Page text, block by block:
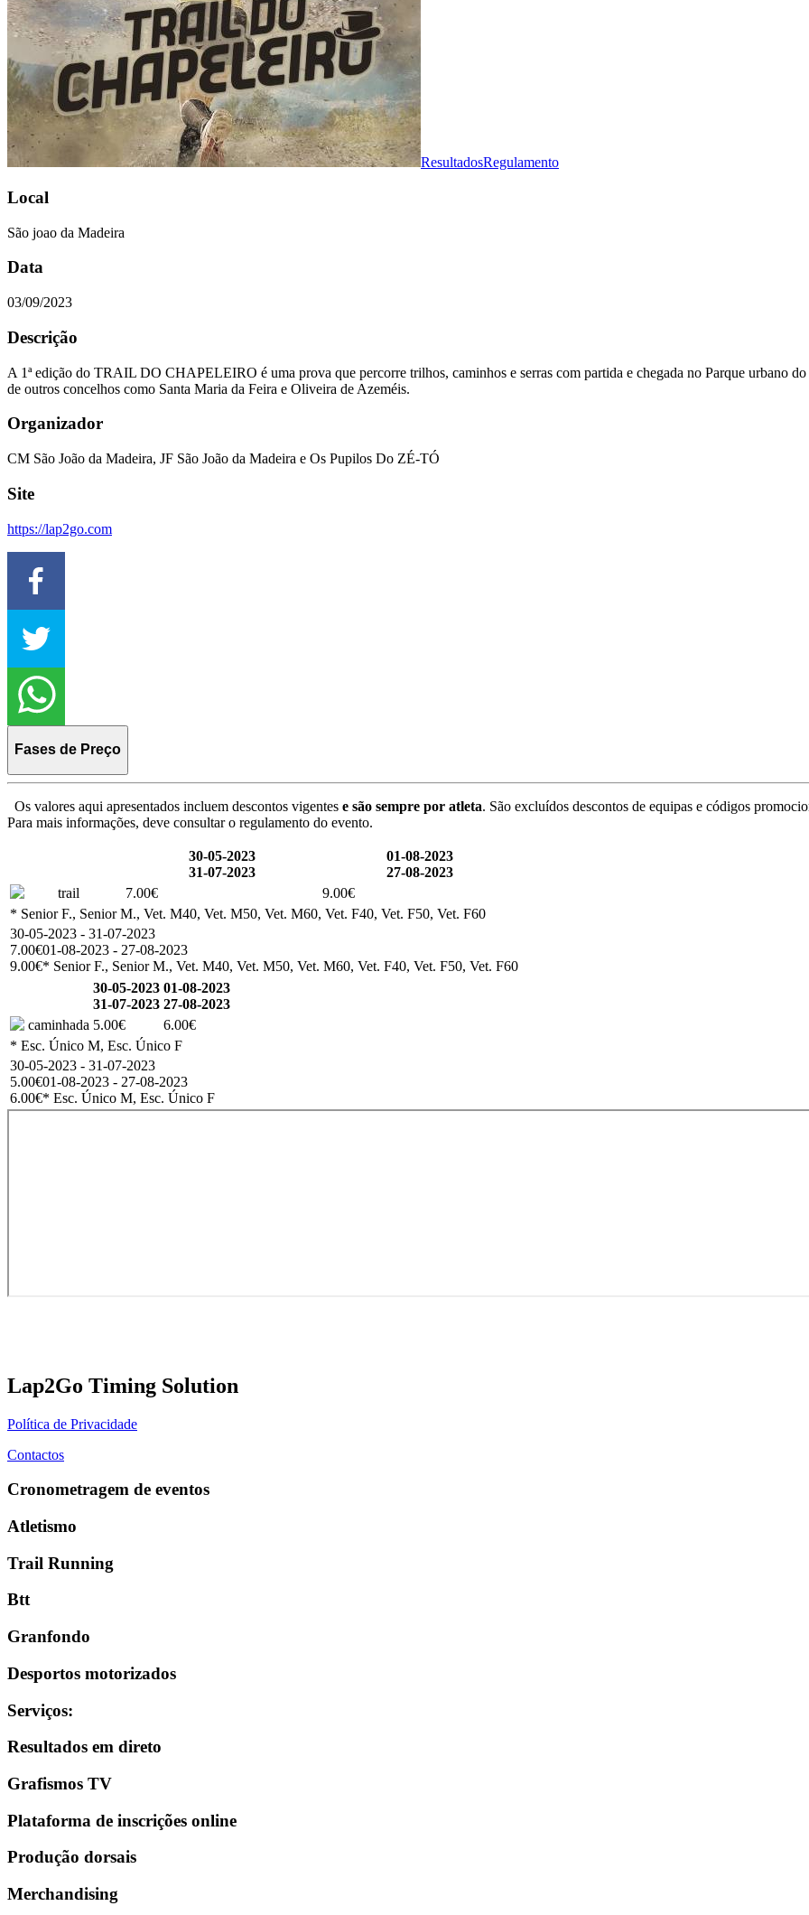
ResultadosRegulamento
Local
São joao da Madeira
Data
03/09/2023
Descrição
A 1ª edição do TRAIL DO CHAPELEIRO é uma prova que percorre trilhos, caminhos e serras com partida e chegada no Parque urbano
de outros concelhos como Santa Maria da Feira e Oliveira de Azeméis.
Organizador
CM São João da Madeira, JF São João da Madeira e Os Pupilos Do ZÉ-TÓ
Site
https://lap2go.com
Fases de Preço
Os valores aqui apresentados incluem descontos vigentes e são sempre por atleta. São excluídos descontos de equipas e códigos
Para mais informações, deve consultar o regulamento do evento.
30-05-2023
31-07-2023
01-08-2023
27-08-2023
trail
7.00€
9.00€
* Senior F., Senior M., Vet. M40, Vet. M50, Vet. M60, Vet. F40, Vet. F50, Vet. F60
30-05-2023 - 31-07-2023
7.00€01-08-2023 - 27-08-2023
9.00€* Senior F., Senior M., Vet. M40, Vet. M50, Vet. M60, Vet. F40, Vet. F50, Vet. F60
30-05-2023
31-07-2023
01-08-2023
27-08-2023
caminhada 5.00€
6.00€
* Esc. Único M, Esc. Único F
30-05-2023 - 31-07-2023
5.00€01-08-2023 - 27-08-2023
6.00€* Esc. Único M, Esc. Único F
Lap2Go Timing Solution
Política de Privacidade
Contactos
Cronometragem de eventos
Atletismo
Trail Running
Btt
Granfondo
Desportos motorizados
Serviços:
Resultados em direto
Grafismos TV
Plataforma de inscrições online
Produção dorsais
Merchandising